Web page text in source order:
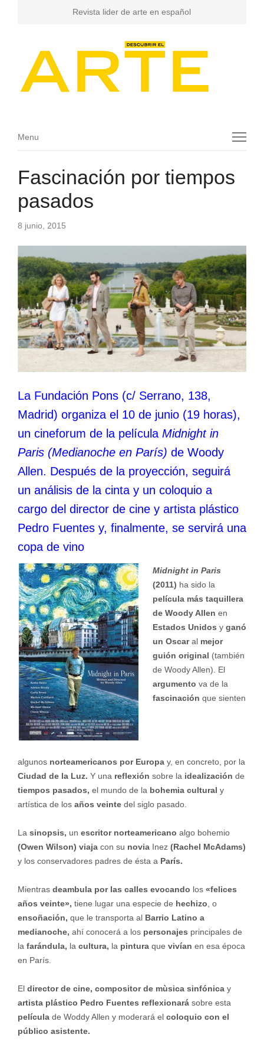
Revista lider de arte en español
Menu
Menu
Fascinación por tiempos
pasados
8 junio, 2015
La Fundación Pons (c/ Serrano, 138,
Madrid) organiza el 10 de junio (19 horas),
un cineforum de la película Midnight in
Paris (Medianoche en París) de Woody
Allen. Después de la proyección, seguirá
un análisis de la cinta y un coloquio a
cargo del director de cine y artista plástico
Pedro Fuentes y, finalmente, se servirá una
copa de vino
Midnight in Paris
(2011) ha sido la
película más taquillera
de Woody Allen en
Estados Unidos y ganó
un Oscaral mejor
guión original (también
de Woody Allen). El
argumento va de la
fascinación que sienten
algunos norteamericanos por Europay, en concreto, por la
Ciudad de la Luz. Y una reflexión sobre la idealización de
tiempos pasados, el mundo de la bohemia cultural y
artística de los años veintedel siglo pasado.
La sinopsis, un escritor norteamericano algo bohemio
(Owen Wilson) viajacon su noviaInez (Rachel McAdams)
y los conservadores padres de ésta a París.
Mientras deambula por las calles evocando los «felices
años veinte», tiene lugar una especie de hechizo , o
ensoñación, que le transporta al Barrio Latino a
medianoche, ahí conocerá a los personajes principales de
la farándula, la cultura, la pinturaque vivían en esa época
en París.
Eldirector de cine, compositor de mùsica sinfónicay
artista plástico Pedro Fuentes reflexionarásobre esta
películade Woddy Allen y moderará el coloquio con el
público asistente.